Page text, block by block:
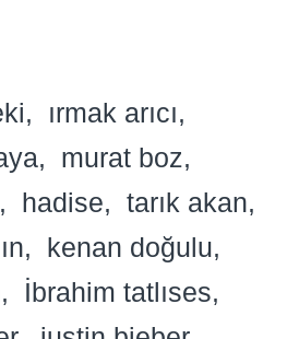
ırmak arıcı
murat boz
hadise
tarık akan
kenan doğulu
İbrahim tatlıses